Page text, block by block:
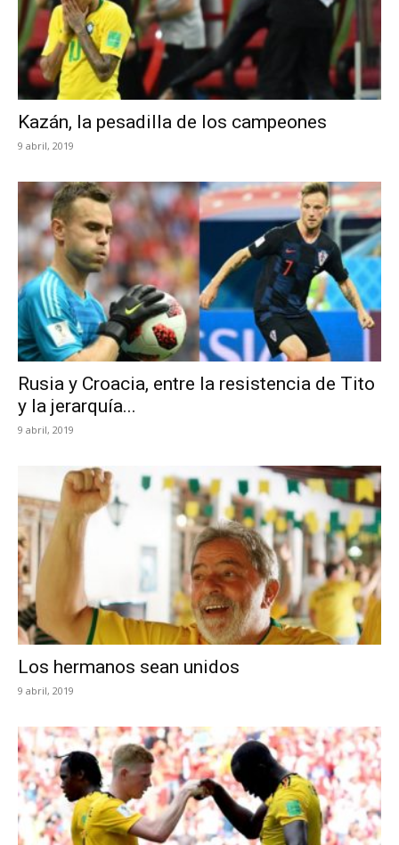
Kazán, la pesadilla de los campeones
9 abril, 2019
Rusia y Croacia, entre la resistencia de Tito
y la jerarquía...
9 abril, 2019
Los hermanos sean unidos
9 abril, 2019